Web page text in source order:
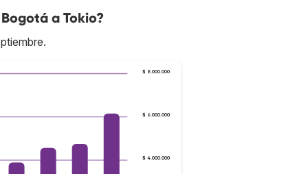
a Tokio?
$ 4.000.000
$ 6.000.000
$ 8.000.000